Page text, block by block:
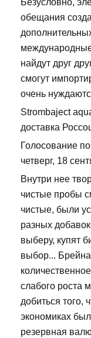
Безусловно,
обещания
найдут друг
смогут
очень
Strombaject
доставка
Голосование
четверг, 18
Внутри нее
чистые пробы
чистые, были
разных
выберу, купят
выбор...
слабого роста
добиться того,
экономиках
резервная